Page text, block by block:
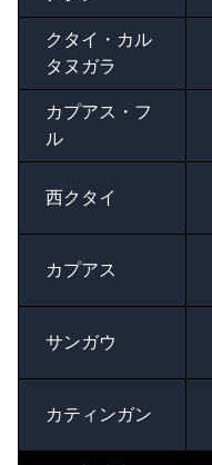
クタイ・カル
タヌガラ
カプアス・フ
ル
西クタイ
カプアス
サンガウ
カティンガン